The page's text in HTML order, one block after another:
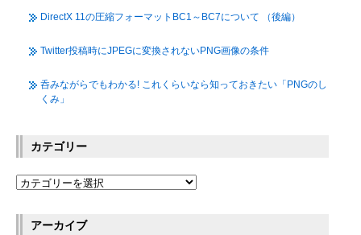
DirectX 11の圧縮フォーマットBC1～BC7について （後編）
Twitter投稿時にJPEGに変換されないPNG画像の条件
呑みながらでもわかる! これくらいなら知っておきたい「PNGのし
くみ」
カテゴリー
アーカイブ